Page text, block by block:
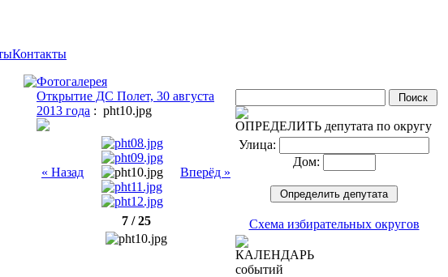
Контакты
Фотогалерея
Открытие ДС Полет, 30 августа
2013 года : pht10.jpg
« Назад Вперёд »
7 / 25
ОПРЕДЕЛИТЬ депутата по округу
Улица:
Дом:
Схема избирательных округов
КАЛЕНДАРЬ
событий